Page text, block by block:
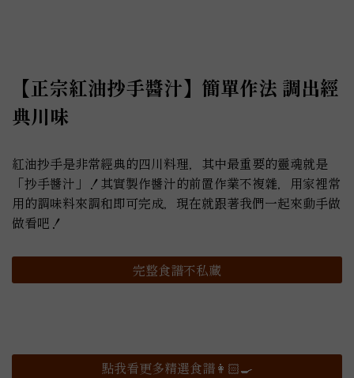
【正宗紅油抄手醬汁】簡單作法 調出經
典川味
紅油抄手是非常經典的四川料理，其中最重要的靈魂就是
「抄手醬汁」！其實製作醬汁的前置作業不複雜，用家裡常
用的調味料來調和即可完成，現在就跟著我們一起來動手做
做看吧！
完整食譜不私藏
點我看更多精選食譜👩🏻‍🍳